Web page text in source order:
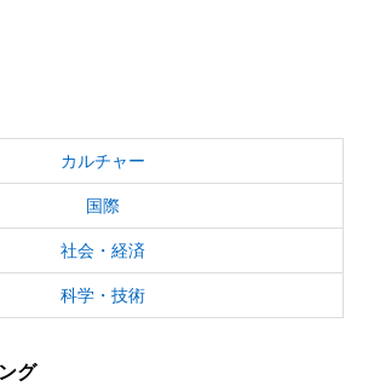
カルチャー
国際
社会・経済
科学・技術
グ